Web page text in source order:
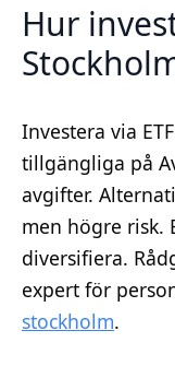
Hur
Investera via
tillgängliga på
avgifter.
men högre risk.
diversifiera.
expert för
stockholm.